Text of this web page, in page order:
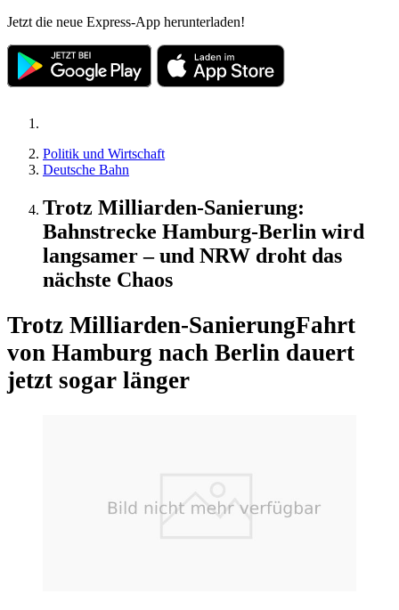
Jetzt die neue Express-App herunterladen!
Politik und Wirtschaft
Deutsche Bahn
Trotz Milliarden-Sanierung:
Bahnstrecke Hamburg-Berlin wird
langsamer – und NRW droht das
nächste Chaos
Trotz Milliarden-SanierungFahrt
von Hamburg nach Berlin dauert
jetzt sogar länger